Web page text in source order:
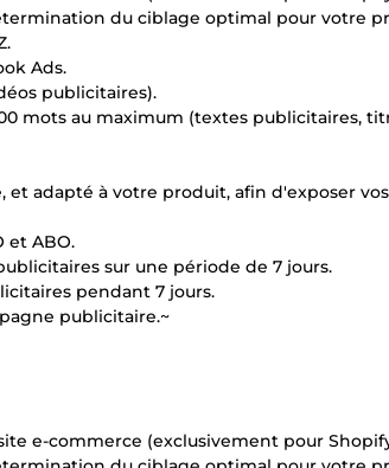
du ciblage optimal pour votre
Ads.
publicitaires).
mots au maximum (textes publicitaires,
adapté à votre produit, afin d'exposer
et ABO.
sur une période de 7 jours.
pendant 7 jours.
publicitaire.~
e-commerce (exclusivement pour